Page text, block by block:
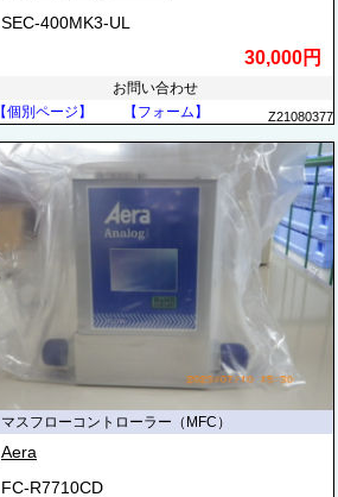
SEC-400MK3-UL
30,000円
お問い合わせ
【個別ページ】
【フォーム】 Z21080377
マスフローコントローラー（MFC）
Aera
FC-R7710CD